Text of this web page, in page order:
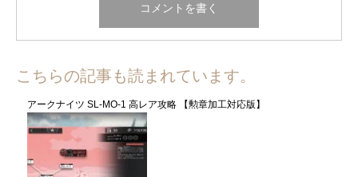
こちらの記事も読まれています。
アークナイツ SL-MO-1 高レア攻略 【勲章加工対応版】